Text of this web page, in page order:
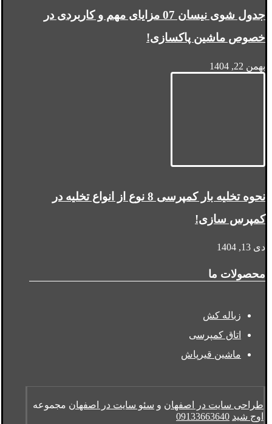
جدول شوی نیسان 07 مزایای مهم و کاربردی در
خصوص ماشین پاکسازی!
بهمن 22, 1404
نحوه تخلیه بار کمپرسی 8 نوع از انواع تخلیه در
کمپرس سازی!
دی 13, 1404
محصولات ما
زباله کش
اتاق کمپرسی
ماشین قیرپاش
طراحی سایت در اصفهان و سئو سایت در اصفهان مجموعه
اوج شید 09133663640